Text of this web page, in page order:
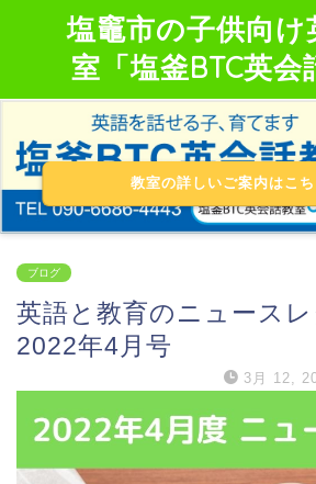
塩竈市の子供向け
室「塩釜BTC英会
教室の詳しいご案内はこ
ブログ
英語と教育のニュース
2022年4月号
3月 12,